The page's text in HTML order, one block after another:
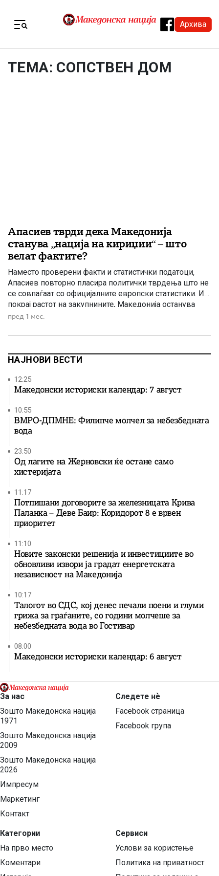
Архива
ТЕМА: СОПСТВЕН ДОМ
Апасиев тврди дека Македонија
станува „нација на кириџии“ – што
велат фактите?
Наместо проверени факти и статистички податоци,
Апасиев повторно пласира политички тврдења што не
се совпаѓаат со официјалните европски статистики. И
покрај растот на закупнините, Македонија останува
меѓу европските држави со најголем број граѓани што
Апасиев, обвини дека „власта сака оваа нација да ја
пред 1 мес.
НАЈНОВИ ВЕСТИ
12:25
Македонски историски календар: 7 август
10:55
ВМРО-ДПМНЕ: Филипче молчел за небезбедната
вода
23:50
Од лагите на Жерновски ќе остане само
хистеријата
11:17
Потпишани договорите за железницата Крива
Паланка – Деве Баир: Коридорот 8 е врвен
приоритет
11:10
Новите законски решенија и инвестициите во
обновливи извори ја градат енергетската
независност на Македонија
10:17
Талогот во СДС, кој денес печали поени и глуми
грижа за граѓаните, со години молчеше за
небезбедната вода во Гостивар
08:00
Македонски историски календар: 6 август
За нас
Зошто Македонска нација
1971
Зошто Македонска нација
2009
Зошто Македонска нација
2026
Импресум
Маркетинг
Контакт
Категории
На прво место
Коментари
Следете нѐ
Facebook страница
Facebook група
Сервиси
Услови за користење
Политика на приватност